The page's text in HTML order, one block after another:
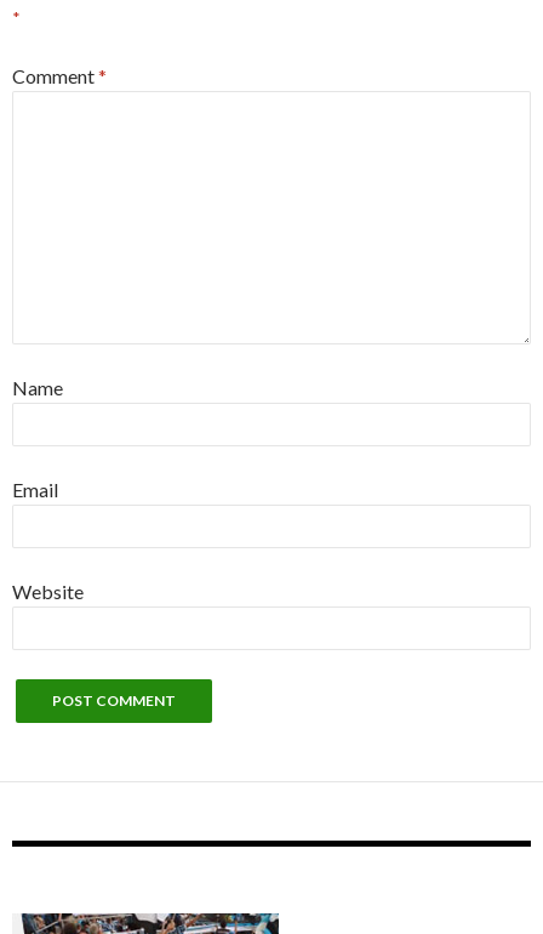
*
Comment*
Name
Email
Website